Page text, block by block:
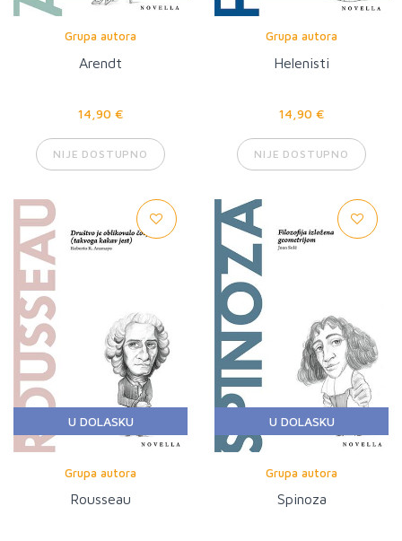
Grupa autora
Arendt
14,90 €
NIJE DOSTUPNO
Grupa autora
Helenisti
14,90 €
NIJE DOSTUPNO
U DOLASKU
Grupa autora
Rousseau
U DOLASKU
Grupa autora
Spinoza